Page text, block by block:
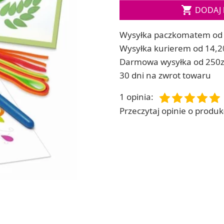
ręcznych
Soda, kwasek, formy do kul do kąpieli
RZEŹBA, GLINY I ODLEWY
Lepienie i rzeźbienie
Odlewy dekoracyjne
Tworzenie z gliny polimerowej
Modelowanie dla dzieci
 DODAJ
Wysyłka paczkomatem od
Wysyłka kurierem od
Darmowa wysyłka od
30 dni na zwrot towaru
1 opinia:
Przeczytaj opinie o